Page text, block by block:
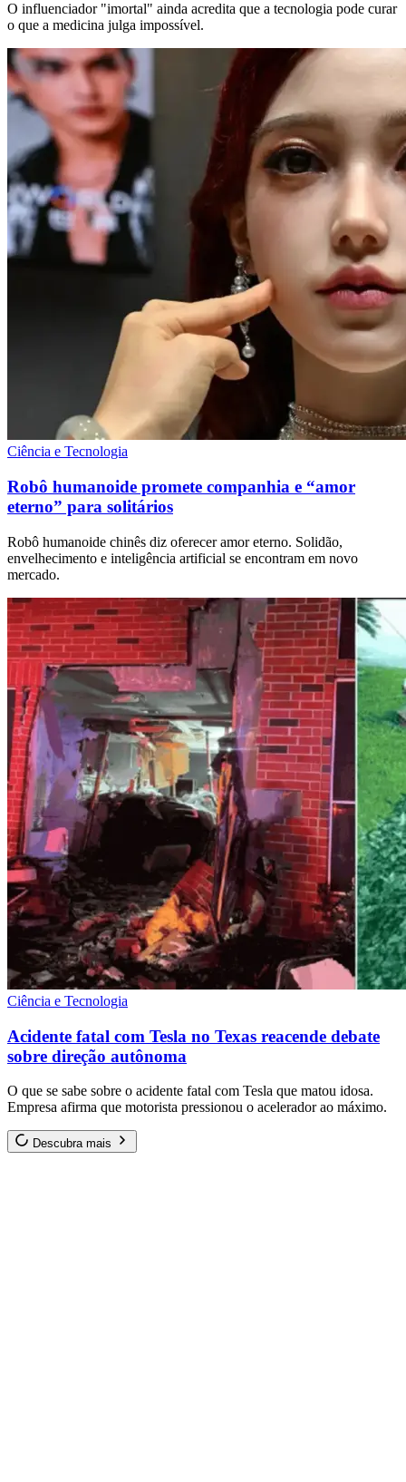
O influenciador "imortal" ainda acredita que a tecnologia pode curar
o que a medicina julga impossível.
Ciência e Tecnologia
Robô humanoide promete companhia e “amor
eterno” para solitários
Robô humanoide chinês diz oferecer amor eterno. Solidão,
envelhecimento e inteligência artificial se encontram em novo
mercado.
Ciência e Tecnologia
Acidente fatal com Tesla no Texas reacende debate
sobre direção autônoma
O que se sabe sobre o acidente fatal com Tesla que matou idosa.
Empresa afirma que motorista pressionou o acelerador ao máximo.
Descubra mais